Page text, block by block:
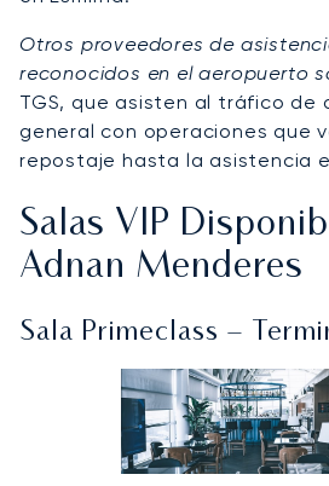
Otros proveedores de
reconocidos en el aeropuerto
TGS, que asisten al tráfico de
general con operaciones que
repostaje hasta la asistencia
Salas VIP
Adnan Menderes
Sala Primeclass –